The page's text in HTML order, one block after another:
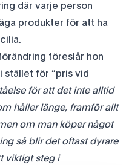
där varje person
produkter för att ha
föreslår hon
stället för ”pris vid
för att det inte alltid
håller länge, framför allt
om man köper något
så blir det oftast dyrare
viktigt steg i